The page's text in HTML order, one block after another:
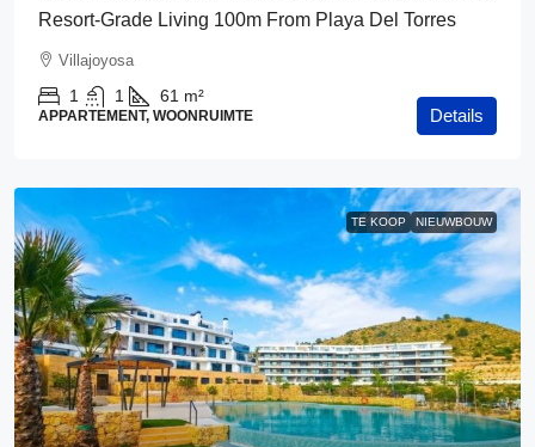
Resort-Grade Living 100m From Playa Del Torres
Villajoyosa
1 1 61 m²
APPARTEMENT, WOONRUIMTE Details
TE KOOP NIEUWBOUW